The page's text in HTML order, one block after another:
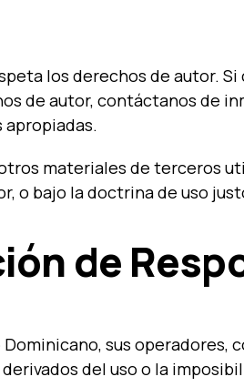
los derechos de autor.
de autor, contáctanos de
materiales de terceros
o bajo la doctrina de uso
de
sus
del uso o la